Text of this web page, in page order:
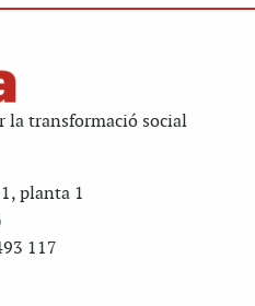
la transformació social
planta 1
117